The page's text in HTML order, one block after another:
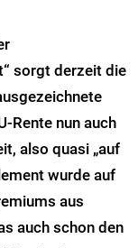
sorgt derzeit die
Rente nun auch
also quasi „auf
wurde auf
aus
auch schon den